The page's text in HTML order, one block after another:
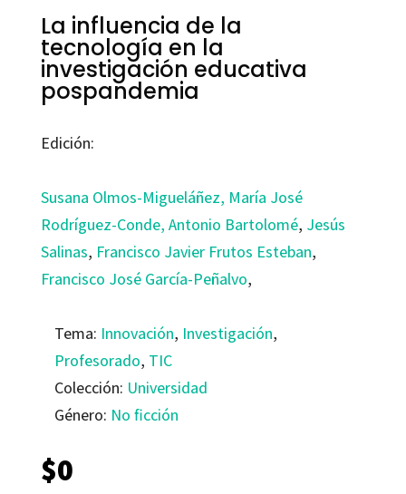
La influencia de la
tecnología en la
investigación educativa
pospandemia
Edición:
Susana Olmos-Migueláñez, María José
Rodríguez-Conde, Antonio Bartolomé, Jesús
Salinas, Francisco Javier Frutos Esteban,
Francisco José García-Peñalvo,
Tema: Innovación, Investigación,
Profesorado, TIC
Colección: Universidad
Género: No ficción
$0